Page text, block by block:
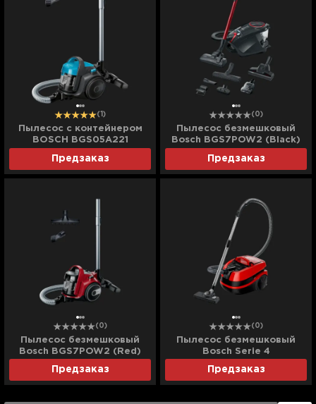
(1)
Пылесос с контейнером
BOSCH BGS05A221
Предзаказ
(0)
Пылесос безмешковый
Bosch BGS7POW2 (Black)
Предзаказ
(0)
Пылесос безмешковый
Bosch BGS7POW2 (Red)
Предзаказ
(0)
Пылесос безмешковый
Bosch Serie 4
Предзаказ